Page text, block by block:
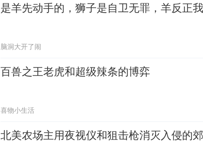
是羊先动手的，狮子是自卫无罪，羊反正
脑洞大开了闹
百兽之王老虎和超级辣条的博弈
喜物小生活
北美农场主用夜视仪和狙击枪消灭入侵的